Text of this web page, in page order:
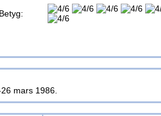
Betyg:
mars 1986.